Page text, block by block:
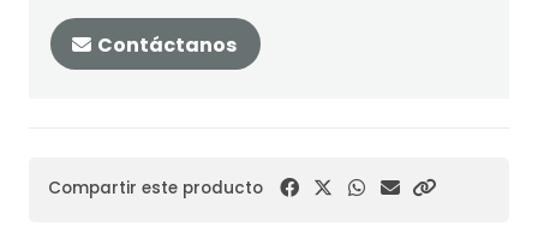
Contáctanos
Compartir este producto